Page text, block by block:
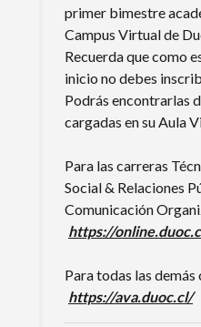
primer bimestre
Campus Virtual de
Recuerda que como
inicio no debes
Podrás encontrarlas
cargadas en su Aula
Para las carreras
Social & Relaciones
Comunicación
https://
Para todas las demás
https://ava.duoc.cl/